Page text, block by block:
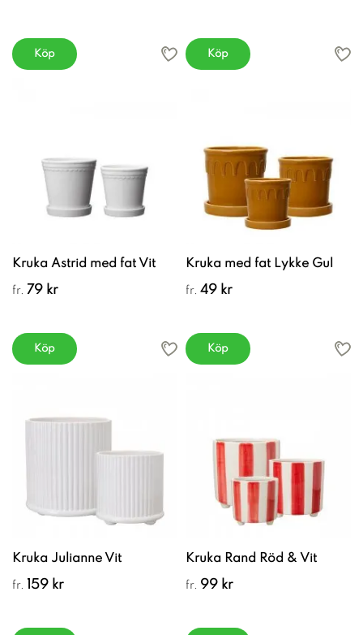
Köp Köp
Kruka Astrid med fat Vit
fr. 79 kr
Köp
Kruka med fat Lykke Gul
fr. 49 kr
Köp
Kruka Julianne Vit
fr. 159 kr
Kruka Rand Röd & Vit
fr. 99 kr